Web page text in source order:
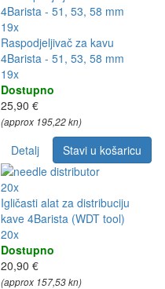
19x
Raspodjeljivač za kavu
4Barista - 51, 53, 58 mm
19x
Dostupno
25,90 €
(approx 195,22 kn)
Detalj Stavi u košaricu
20x
Igličasti alat za distribuciju
kave 4Barista (WDT tool)
20x
Dostupno
20,90 €
(approx 157,53 kn)